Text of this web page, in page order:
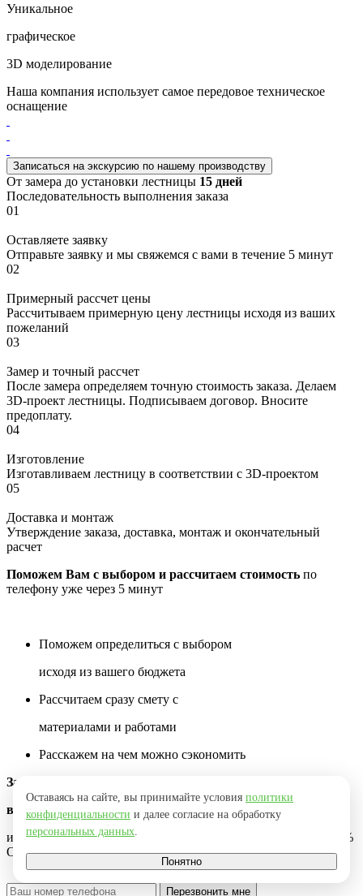
Уникальное
графическое
3D моделирование
Наша компания использует самое передовое техническое
оснащение
Записаться на экскурсию по нашему производству
От замера до установки лестницы 15 дней
Последовательность выполнения заказа
01
Оставляете заявку
Отправьте заявку и мы свяжемся с вами в течение 5 минут
02
Примерный рассчет цены
Рассчитываем примерную цену лестницы исходя из ваших
пожеланий
03
Замер и точный рассчет
После замера определяем точную стоимость заказа. Делаем
3D-проект лестницы. Подписываем договор. Вносите
предоплату.
04
Изготовление
Изготавливаем лестницу в соответствии с 3D-проектом
05
Доставка и монтаж
Утверждение заказа, доставка, монтаж и окончательный
расчет
Поможем Вам с выбором и рассчитаем стоимость по
телефону уже через 5 минут
Поможем определиться с выбором
исходя из вашего бюджета
Рассчитаем сразу смету с
материалами и работами
Расскажем на чем можно сэкономить
Заполните форму ниже и мы перезвоним
вам через 2 минуты
и сделать Вам по возможности максимальную скидку до -10%
Оставьте просто Ваш телефон
Перезвонить мне
Оставаясь на сайте, вы принимайте условия политики
конфиденциальности и далее согласие на обработку
персональных данных.
Понятно